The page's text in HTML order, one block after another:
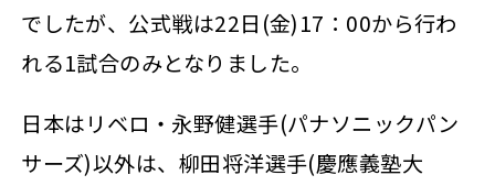
でしたが、公式戦は22日(金)17：00から行わ
れる1試合のみとなりました。
日本はリベロ・永野健選手(パナソニックパン
サーズ)以外は、柳田将洋選手(慶應義塾大